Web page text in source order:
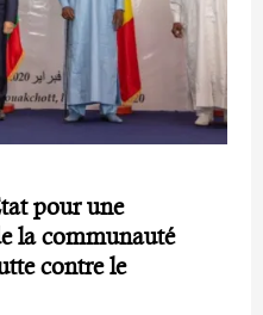
pour une
la communauté
contre le